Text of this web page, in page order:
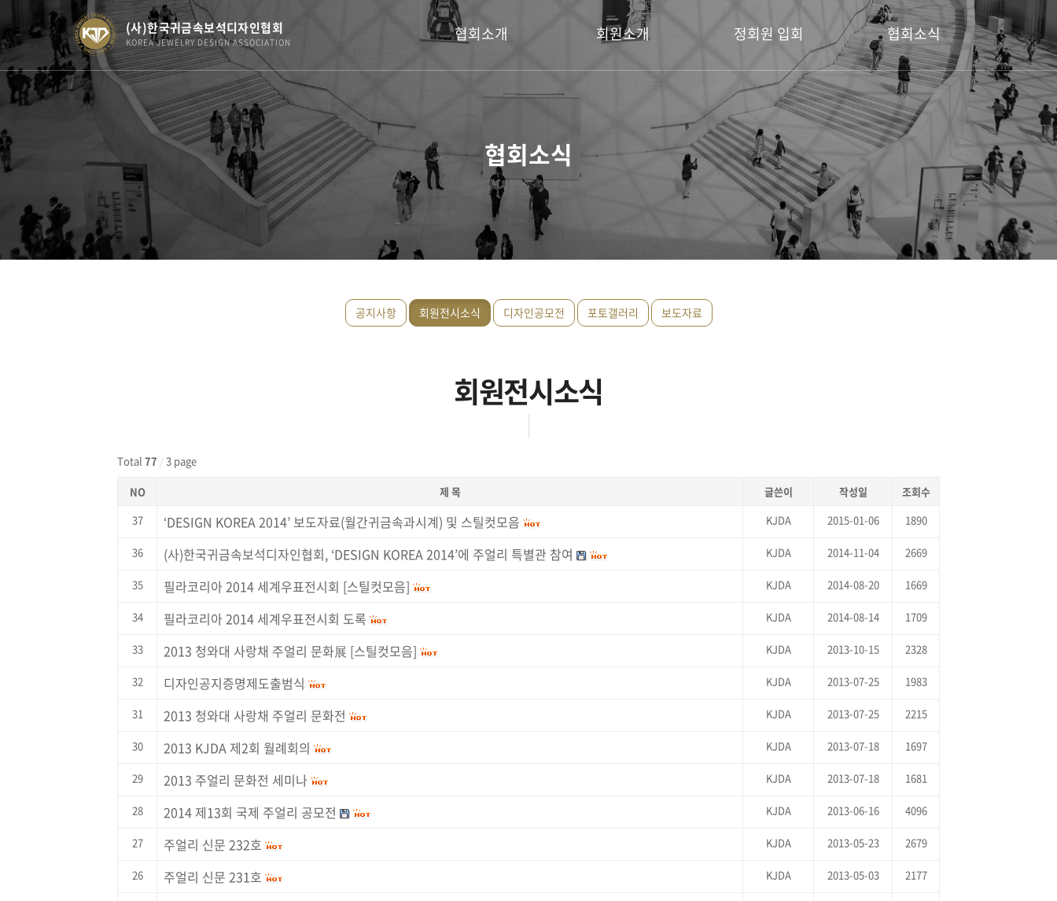
(사)한국귀금속보석디자인협회
KOREA JEWELRY DESIGN ASSOCIATION 협회소개
회장 인사말
연혁
회원소개
명예회장
운영위원
이사
정회원 입회
정회원 입회 안내
협회소식
공지사항
회원전시소식
디자인공모전
보도자료
협회소식
공지사항 회원전시소식 디자인공모전 포토갤러리 보도자료
회원전시소식
Total 77 / 3 page
NO 제 목 글쓴이 작성일
조회수
37
‘DESIGN KOREA 2014’ 보도자료(월간귀금속과시계) 및 스틸컷모음 KJDA 2015-01-06 1890
36 (사)한국귀금속보석디자인협회, ‘DESIGN KOREA 2014’에 주얼리 특별관 참여 KJDA 2014-11-04 2669
35 필라코리아 2014 세계우표전시회 [스틸컷모음] KJDA 2014-08-20 1669
34 필라코리아 2014 세계우표전시회 도록 KJDA 2014-08-14 1709
33 2013 청와대 사랑채 주얼리 문화展 [스틸컷모음] KJDA 2013-10-15 2328
32 디자인공지증명제도출범식 KJDA 2013-07-25 1983
31 2013 청와대 사랑채 주얼리 문화전 KJDA 2013-07-25 2215
30 2013 KJDA 제2회 월례회의 KJDA 2013-07-18 1697
29 2013 주얼리 문화전 세미나 KJDA 2013-07-18 1681
28 2014 제13회 국제 주얼리 공모전 KJDA 2013-06-16 4096
27 주얼리 신문 232호 KJDA 2013-05-23 2679
26 주얼리 신문 231호 KJDA 2013-05-03 2177